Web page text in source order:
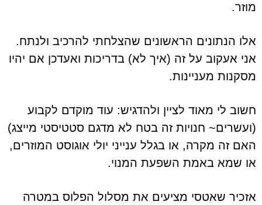
מוזר.
אלו הנתונים הראשונים שהצלחתי להרכיב ולנתח.
אני אעקוב על זה (איך לא) בדריכות ואעדכן אם יהיו
מסקנות מעניינות.
חשוב לי מאוד לציין ולהדגיש: עוד מוקדם לקבוע
(ועשרים~ חנויות זה בטח לא מדגם סטטיסטי מייצג)
האם זה מקרה, או בגלל ענייני יולי אוגוסט המוזרים,
או שמא באמת השפעת המנוי.
אזכיר שאטסי מציעים את מסלול הפלוס במטרה